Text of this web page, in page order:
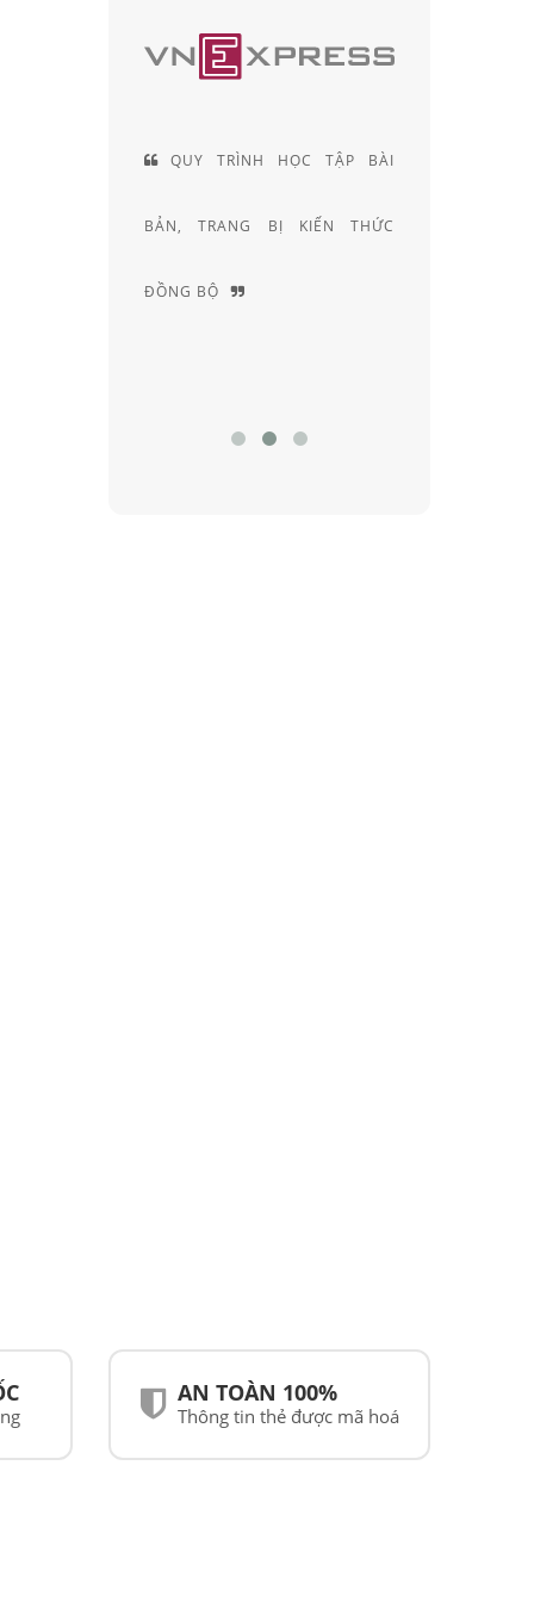
ĐỘI NGŨ KỸ THUẬT VIÊN
KHÚC XẠ HƠN 20 NĂM KINH
NGHIỆM
AN TOÀN 100%
Thông tin thẻ được mã hoá